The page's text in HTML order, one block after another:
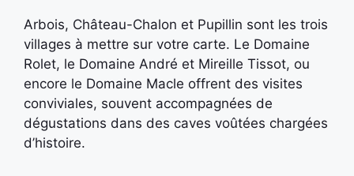
Arbois, Château-Chalon et Pupillin sont les trois
villages à mettre sur votre carte. Le Domaine
Rolet, le Domaine André et Mireille Tissot, ou
encore le Domaine Macle offrent des visites
conviviales, souvent accompagnées de
dégustations dans des caves voûtées chargées
d’histoire.